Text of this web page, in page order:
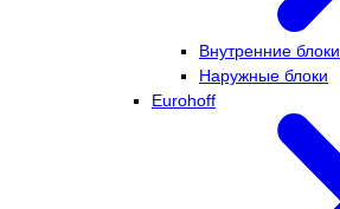
Внутренние блоки
Наружные блоки
Eurohoff